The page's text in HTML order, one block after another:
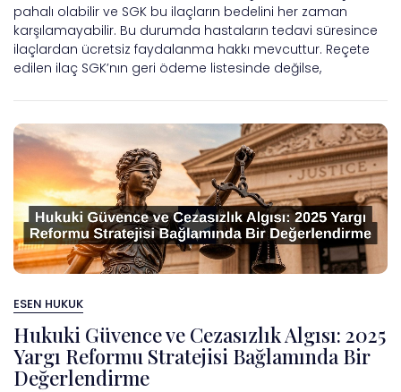
pahalı olabilir ve SGK bu ilaçların bedelini her zaman
karşılamayabilir. Bu durumda hastaların tedavi süresince
ilaçlardan ücretsiz faydalanma hakkı mevcuttur. Reçete
edilen ilaç SGK’nın geri ödeme listesinde değilse,
ESEN HUKUK
Hukuki Güvence ve Cezasızlık Algısı: 2025
Yargı Reformu Stratejisi Bağlamında Bir
Değerlendirme